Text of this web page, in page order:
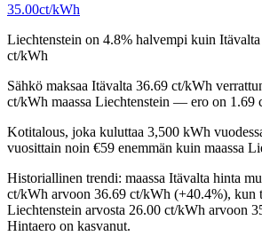
35.00ct/kWh
Liechtenstein on 4.8% halvempi kuin Itävalta
ct/kWh
Sähkö maksaa Itävalta 36.69 ct/kWh
ct/kWh maassa Liechtenstein — ero on 1.69
Kotitalous, joka kuluttaa 3,500 kWh
vuosittain noin €59 enemmän kuin maassa
Historiallinen trendi: maassa Itävalta hinta
ct/kWh arvoon 36.69 ct/kWh (+40.4%), kun
Liechtenstein arvosta 26.00 ct/kWh arvoon
Hintaero on kasvanut.